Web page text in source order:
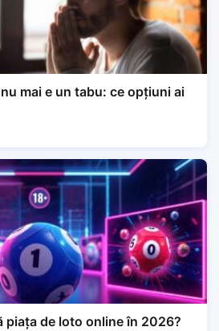
mai e un tabu: ce opțiuni ai
piața de loto online în 2026?